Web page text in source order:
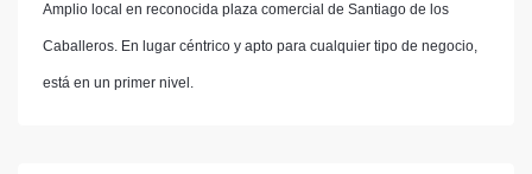
Amplio local en reconocida plaza comercial de Santiago de los
Caballeros. En lugar céntrico y apto para cualquier tipo de negocio,
está en un primer nivel.